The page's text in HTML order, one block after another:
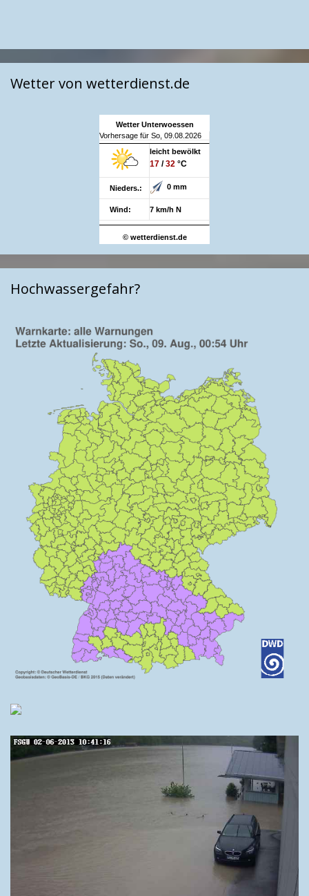
Wetter von wetterdienst.de
Wetter Unterwoessen
Vorhersage für So, 09.08.2026
leicht bewölkt
17 /32 °C
Nieders.: 0 mm
Wind: 7 km/h N
© wetterdienst.de
Hochwassergefahr?